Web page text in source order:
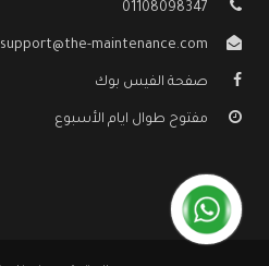
01108098347
support@the-maintenance.com
صفحة الفيس بوك
مفتوح طوال ايام الأسبوع